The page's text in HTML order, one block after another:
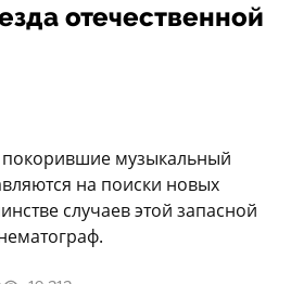
отечественной
покорившие музыкальный
на поиски новых
случаев этой запасной